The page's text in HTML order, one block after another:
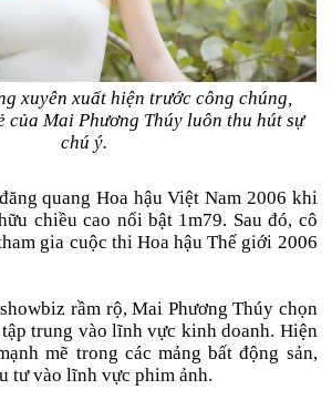
xuyên xuất hiện trước công chúng,
của Mai Phương Thúy luôn thu hút sự
chú ý.
quang Hoa hậu Việt Nam 2006 khi
chiều cao nổi bật 1m79. Sau đó, cô
gia cuộc thi Hoa hậu Thế giới 2006
rầm rộ, Mai Phương Thúy chọn
trung vào lĩnh vực kinh doanh. Hiện
mẽ trong các mảng bất động sản,
tư vào lĩnh vực phim ảnh.